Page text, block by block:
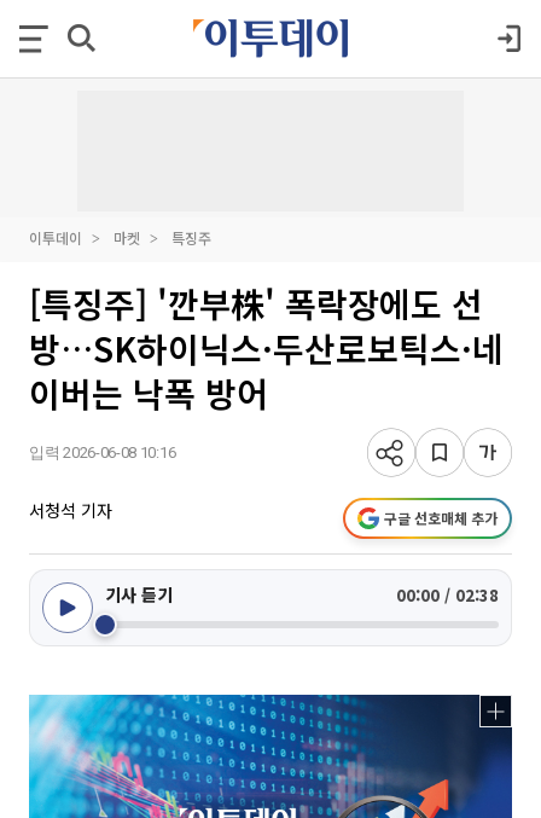
이투데이 마켓 특징주
[특징주] '깐부株' 폭락장에도 선
방…SK하이닉스·두산로보틱스·네
이버는 낙폭 방어
입력 2026-06-08 10:16
서청석 기자 구글 선호매체 추가
기사 듣기 00:00 / 02:38